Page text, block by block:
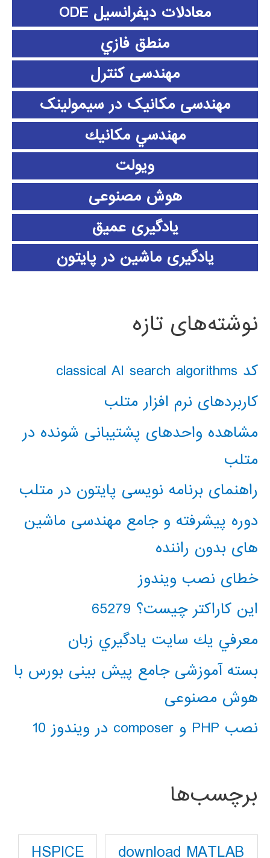
معادلات دیفرانسیل ODE
منطق فازي
مهندسی کنترل
مهندسی مکانیک در سیمولینک
مهندسي مكانيك
ویولت
هوش مصنوعی
یادگیری عمیق
یادگیری ماشین در پایتون
نوشته‌های تازه
کد classical AI search algorithms
کاربردهای نرم افزار متلب
مشاهده واحدهای پشتیبانی شونده در
متلب
راهنمای برنامه نویسی پایتون در متلب
دوره پیشرفته و جامع مهندسی ماشین
های بدون راننده
خطای نصب ویندوز
این کاراکتر چیست؟ 65279
معرفي يك سايت يادگيري زبان
بسته آموزشی جامع پیش بینی بورس با
هوش مصنوعی
نصب PHP و composer در ویندوز 10
برچسب‌ها
download MATLAB
HSPICE